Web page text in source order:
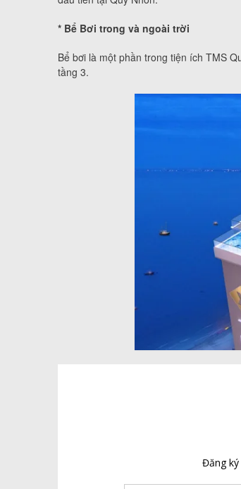
* Bể Bơi trong và ngoài trời
Bể bơi là một phần trong tiện ích TMS
tầng 3.